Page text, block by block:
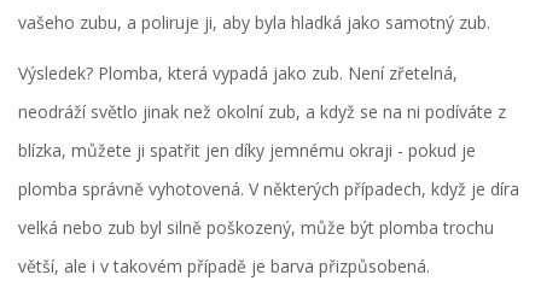
vašeho zubu, a poliruje ji, aby byla hladká jako samotný zub.
Výsledek? Plomba, která vypadá jako zub. Není zřetelná,
neodráží světlo jinak než okolní zub, a když se na ni podíváte z
blízka, můžete ji spatřit jen díky jemnému okraji - pokud je
plomba správně vyhotovená. V některých případech, když je díra
velká nebo zub byl silně poškozený, může být plomba trochu
větší, ale i v takovém případě je barva přizpůsobená.